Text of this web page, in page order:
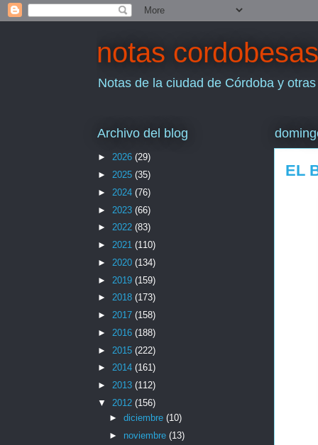
notas cordobesas
Notas de la ciudad de Córdoba y
EL
Archivo del blog
► 2026 (29)
► 2025 (35)
► 2024 (76)
► 2023 (66)
► 2022 (83)
► 2021 (110)
► 2020 (134)
► 2019 (159)
► 2018 (173)
► 2017 (158)
► 2016 (188)
► 2015 (222)
► 2014 (161)
► 2013 (112)
▼ 2012 (156)
► diciembre (10)
► noviembre (13)